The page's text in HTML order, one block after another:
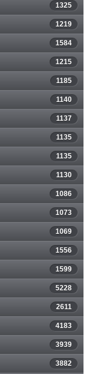
1325
1219
1584
1215
1185
1140
1137
1135
1135
1130
1086
1073
1069
1556
1599
5228
2611
4183
3939
3882